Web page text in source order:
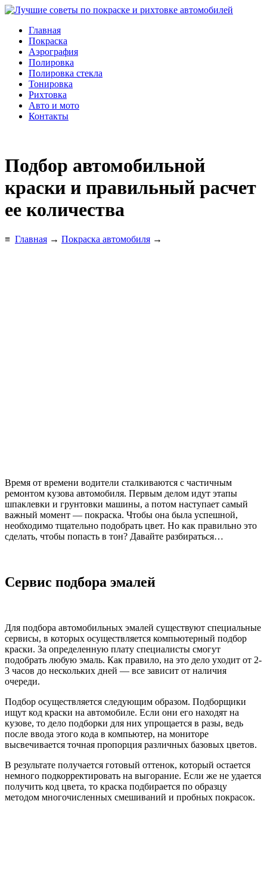
Главная
Покраска
Аэрография
Полировка
Полировка стекла
Тонировка
Рихтовка
Авто и мото
Контакты
Подбор автомобильной
краски и правильный расчет
ее количества
≡ Главная → Покраска автомобиля →
Время от времени водители сталкиваются с частичным
ремонтом кузова автомобиля. Первым делом идут этапы
шпаклевки и грунтовки машины, а потом наступает самый
важный момент — покраска. Чтобы она была успешной,
необходимо тщательно подобрать цвет. Но как правильно это
сделать, чтобы попасть в тон? Давайте разбираться…
Сервис подбора эмалей
Для подбора автомобильных эмалей существуют специальные
сервисы, в которых осуществляется компьютерный подбор
краски. За определенную плату специалисты смогут
подобрать любую эмаль. Как правило, на это дело уходит от 2-
3 часов до нескольких дней — все зависит от наличия
очереди.
Подбор осуществляется следующим образом. Подборщики
ищут код краски на автомобиле. Если они его находят на
кузове, то дело подборки для них упрощается в разы, ведь
после ввода этого кода в компьютер, на мониторе
высвечивается точная пропорция различных базовых цветов.
В результате получается готовый оттенок, который остается
немного подкорректировать на выгорание. Если же не удается
получить код цвета, то краска подбирается по образцу
методом многочисленных смешиваний и пробных покрасок.